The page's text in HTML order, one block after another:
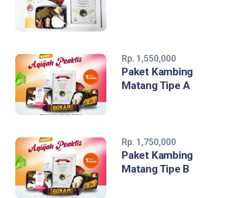
Rp. 1,550,000
Paket Kambing
Matang Tipe A
Rp. 1,750,000
Paket Kambing
Matang Tipe B